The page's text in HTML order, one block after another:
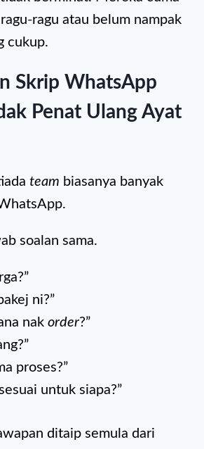
ragu atau belum nampak
cukup.
Skrip WhatsApp
Penat Ulang Ayat
team biasanya banyak
soalan sama.
ni?”
nak order?”
proses?”
untuk siapa?”
ditaip semula dari